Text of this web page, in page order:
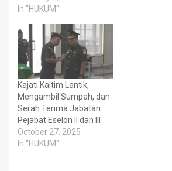
In "HUKUM"
Kajati Kaltim Lantik,
Mengambil Sumpah, dan
Serah Terima Jabatan
Pejabat Eselon II dan III
October 27, 2025
In "HUKUM"